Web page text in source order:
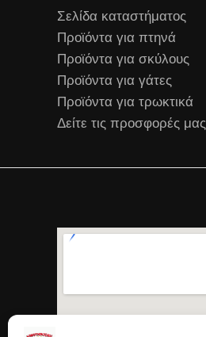
Σελίδα καταστήματος
Προϊόντα για πτηνά
Προϊόντα για σκύλους
Προϊόντα για γάτες
Προϊόντα για τρωκτικά
Δείτε τις προσφορές μας